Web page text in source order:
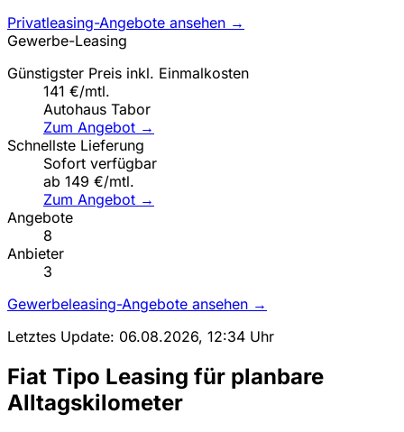
Privatleasing-Angebote ansehen →
Gewerbe-Leasing
Günstigster Preis inkl. Einmalkosten
141 €/mtl.
Autohaus Tabor
Zum Angebot →
Schnellste Lieferung
Sofort verfügbar
ab 149 €/mtl.
Zum Angebot →
Angebote
8
Anbieter
3
Gewerbeleasing-Angebote ansehen →
Letztes Update: 06.08.2026, 12:34 Uhr
Fiat Tipo Leasing für planbare
Alltagskilometer